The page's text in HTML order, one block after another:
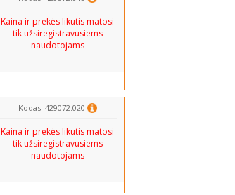
Kaina ir prekės likutis matosi
tik užsiregistravusiems
naudotojams
Kodas: 429072.020
Kaina ir prekės likutis matosi
tik užsiregistravusiems
naudotojams